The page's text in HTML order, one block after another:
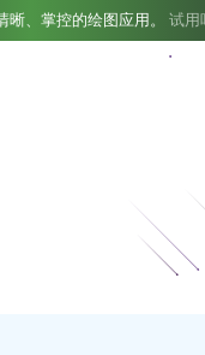
、掌控的绘图应用。 试用